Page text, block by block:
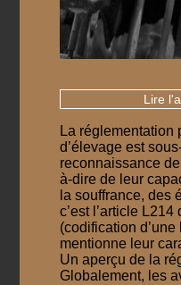
Lire
La réglementation
d’élevage est
reconnaissance
à-dire de leur
la souffrance, des
c’est l’article L214
(codification
mentionne leur
Un aperçu de la
Globalement, les